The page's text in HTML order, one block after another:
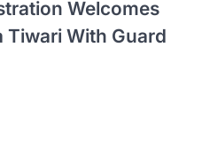
Welcomes
Tiwari With Guard